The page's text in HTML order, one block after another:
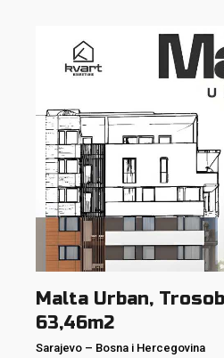
Malta Urban,
63,46m2
Sarajevo – Bosna i Hercegovina